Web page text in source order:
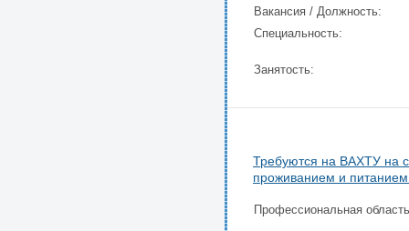
Вакансия / Должность:
Специальность:
Занятость:
Требуются на ВАХТУ
проживанием и
Профессиональная